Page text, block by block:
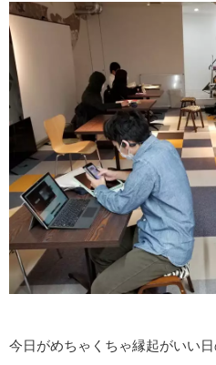
今日がめちゃくちゃ縁起がいい